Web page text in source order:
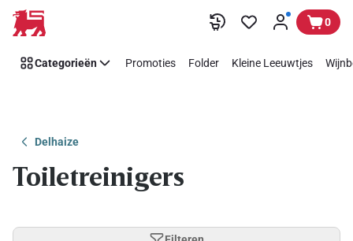
Overslaan 0
Categorieën Promoties Folder Kleine Leeuwtjes
Delhaize
Toiletreinigers